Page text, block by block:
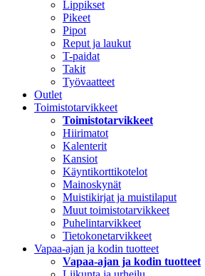
Lippikset
Pikeet
Pipot
Reput ja laukut
T-paidat
Takit
Työvaatteet
Outlet
Toimistotarvikkeet
Toimistotarvikkeet
Hiirimatot
Kalenterit
Kansiot
Käyntikorttikotelot
Mainoskynät
Muistikirjat ja muistilaput
Muut toimistotarvikkeet
Puhelintarvikkeet
Tietokonetarvikkeet
Vapaa-ajan ja kodin tuotteet
Vapaa-ajan ja kodin tuotteet